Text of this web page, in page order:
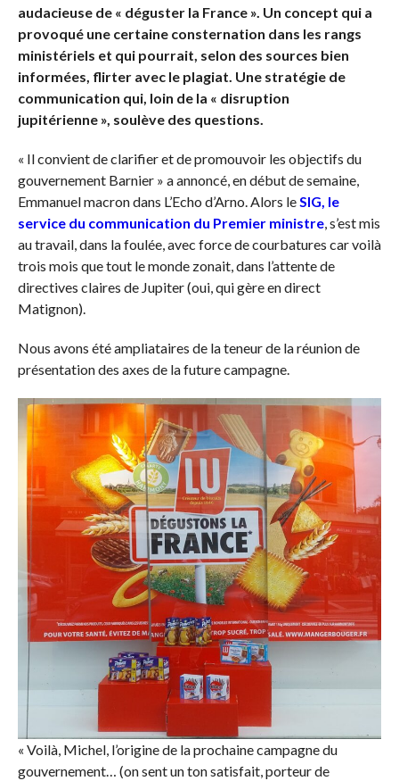
audacieuse de « déguster la France ». Un concept qui a
provoqué une certaine consternation dans les rangs
ministériels et qui pourrait, selon des sources bien
informées, flirter avec le plagiat. Une stratégie de
communication qui, loin de la « disruption
jupitérienne », soulève des questions.
« Il convient de clarifier et de promouvoir les objectifs du
gouvernement Barnier » a annoncé, en début de semaine,
Emmanuel macron dans L’Echo d’Arno. Alors leSIG, le
service du communication du Premier ministre, s’est mis
au travail, dans la foulée, avec force de courbatures car voilà
trois mois que tout le monde zonait, dans l’attente de
directives claires de Jupiter (oui, qui gère en direct
Matignon).
Nous avons été ampliataires de la teneur de la réunion de
présentation des axes de la future campagne.
« Voilà, Michel, l’origine de la prochaine campagne du
gouvernement… (on sent un ton satisfait, porteur de